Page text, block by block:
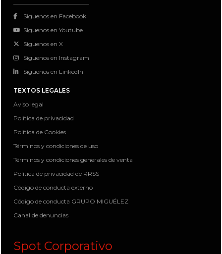
Siguenos en Facebook
Siguenos en Youtube
Siguenos en X
Siguenos en Instagram
Siguenos en LinkedIn
TEXTOS LEGALES
Aviso legal
Política de privacidad
Política de Cookies
Términos y condiciones de uso
Términos y condiciones generales de venta
Política de privacidad de RRSS
Código de conducta externo
Código de conducta GRUPO MIGUÉLEZ
Canal de denuncias
Spot Corporativo